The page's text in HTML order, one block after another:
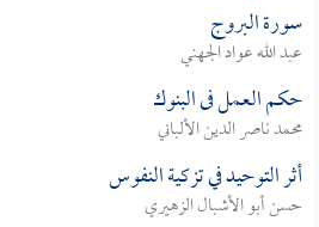
سورة البروج
عبد الله عواد الجهني
حكم العمل فى البنوك
محمد ناصر الدين الألباني
أثر التوحيد في تزكية النفوس
حسن أبو الأشبال الزهيري